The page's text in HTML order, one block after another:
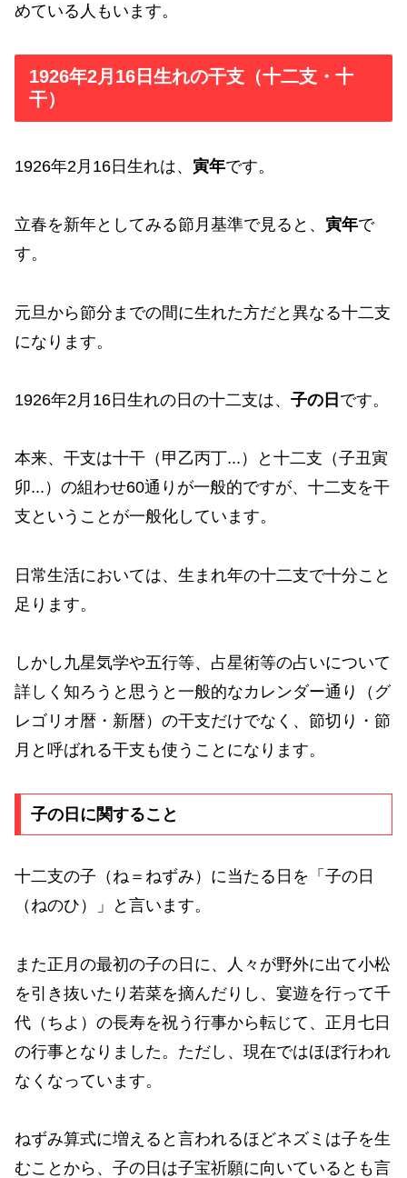
めている人もいます。
1926年2月16日生れの干支（十二支・十
干）
1926年2月16日生れは、 寅年です。
立春を新年としてみる節月基準で見ると、 寅年で
す。
元旦から節分までの間に生れた方だと異なる十二支
になります。
1926年2月16日生れの日の十二支は、 子の日 です。
本来、干支は十干（甲乙丙丁...）と十二支（子丑寅
卯...）の組わせ60通りが一般的ですが、十二支を干
支ということが一般化しています。
日常生活においては、生まれ年の十二支で十分こと
足ります。
しかし九星気学や五行等、占星術等の占いについて
詳しく知ろうと思うと一般的なカレンダー通り（グ
レゴリオ暦・新暦）の干支だけでなく、節切り・節
月と呼ばれる干支も使うことになります。
子の日に関すること
十二支の子（ね＝ねずみ）に当たる日を「子の日
（ねのひ）」と言います。
また正月の最初の子の日に、人々が野外に出て小松
を引き抜いたり若菜を摘んだりし、宴遊を行って千
代（ちよ）の長寿を祝う行事から転じて、正月七日
の行事となりました。ただし、現在ではほぼ行われ
なくなっています。
ねずみ算式に増えると言われるほどネズミは子を生
むことから、子の日は子宝祈願に向いているとも言